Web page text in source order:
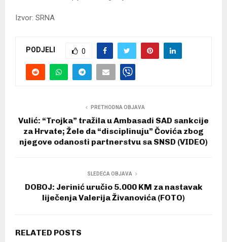
Izvor: SRNA
PODJELI 0
PRETHODNA OBJAVA
Vulić: “Trojka” tražila u Ambasadi SAD sankcije
za Hrvate; Žele da “disciplinuju” Čovića zbog
njegove odanosti partnerstvu sa SNSD (VIDEO)
SLEDEĆA OBJAVA
DOBOJ: Jerinić uručio 5.000 KM za nastavak
liječenja Valerija Živanovića (FOTO)
RELATED POSTS